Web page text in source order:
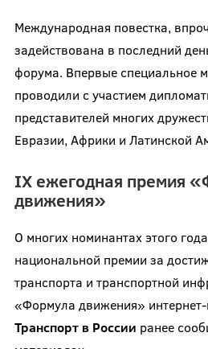
Международная повестка,
задействована в последний
форума. Впервые специальное
проводили с участием
представителей многих
Евразии, Африки и Латинской
IX ежегодная премия
движения»
О многих номинантах этого
национальной премии за
транспорта и транспортной
«Формула движения»
Транспорт в России ранее